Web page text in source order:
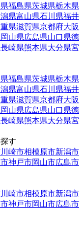
福島県茨城県栃木県
県富山県石川県福井
県滋賀県京都府大阪
岡山県広島県山口県徳
長崎県熊本県大分県宮
福島県茨城県栃木県
県富山県石川県福井
県滋賀県京都府大阪
岡山県広島県山口県徳
長崎県熊本県大分県宮
す
川崎市相模原市新潟市
神戸市岡山市広島市
川崎市相模原市新潟市
神戸市岡山市広島市